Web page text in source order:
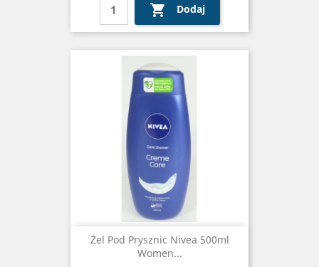
 Dodaj
Żel Pod Prysznic Nivea 500ml
Women...